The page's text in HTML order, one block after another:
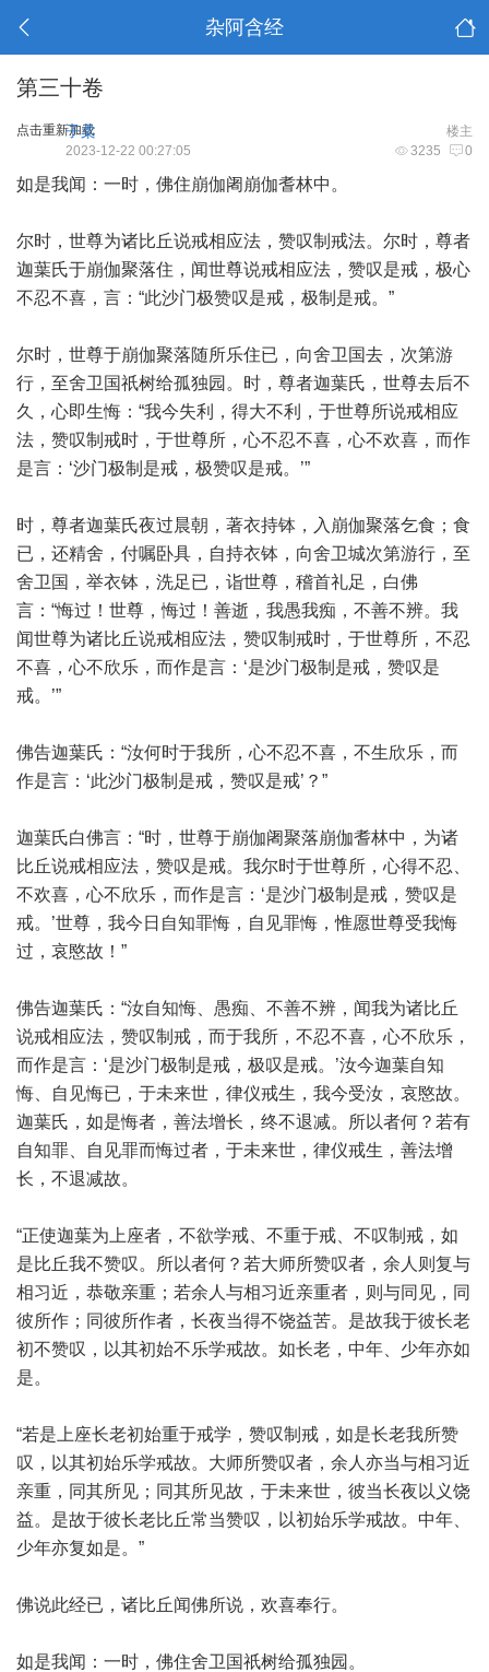
杂阿含经
第三十卷
点击重新加载 楼主
子柔
3235 0
2023-12-22 00:27:05
如是我闻：一时，佛住崩伽阇崩伽耆林中。
尔时，世尊为诸比丘说戒相应法，赞叹制戒法。尔时，尊者
迦葉氏于崩伽聚落住，闻世尊说戒相应法，赞叹是戒，极心
不忍不喜，言：“此沙门极赞叹是戒，极制是戒。”
尔时，世尊于崩伽聚落随所乐住已，向舍卫国去，次第游
行，至舍卫国祇树给孤独园。时，尊者迦葉氏，世尊去后不
久，心即生悔：“我今失利，得大不利，于世尊所说戒相应
法，赞叹制戒时，于世尊所，心不忍不喜，心不欢喜，而作
是言：‘沙门极制是戒，极赞叹是戒。’”
时，尊者迦葉氏夜过晨朝，著衣持钵，入崩伽聚落乞食；食
已，还精舍，付嘱卧具，自持衣钵，向舍卫城次第游行，至
舍卫国，举衣钵，洗足已，诣世尊，稽首礼足，白佛
言：“悔过！世尊，悔过！善逝，我愚我痴，不善不辨。我
闻世尊为诸比丘说戒相应法，赞叹制戒时，于世尊所，不忍
不喜，心不欣乐，而作是言：‘是沙门极制是戒，赞叹是
戒。’”
佛告迦葉氏：“汝何时于我所，心不忍不喜，不生欣乐，而
作是言：‘此沙门极制是戒，赞叹是戒’？”
迦葉氏白佛言：“时，世尊于崩伽阇聚落崩伽耆林中，为诸
比丘说戒相应法，赞叹是戒。我尔时于世尊所，心得不忍、
不欢喜，心不欣乐，而作是言：‘是沙门极制是戒，赞叹是
戒。’世尊，我今日自知罪悔，自见罪悔，惟愿世尊受我悔
过，哀愍故！”
佛告迦葉氏：“汝自知悔、愚痴、不善不辨，闻我为诸比丘
说戒相应法，赞叹制戒，而于我所，不忍不喜，心不欣乐，
而作是言：‘是沙门极制是戒，极叹是戒。’汝今迦葉自知
悔、自见悔已，于未来世，律仪戒生，我今受汝，哀愍故。
迦葉氏，如是悔者，善法增长，终不退减。所以者何？若有
自知罪、自见罪而悔过者，于未来世，律仪戒生，善法增
长，不退减故。
“正使迦葉为上座者，不欲学戒、不重于戒、不叹制戒，如
是比丘我不赞叹。所以者何？若大师所赞叹者，余人则复与
相习近，恭敬亲重；若余人与相习近亲重者，则与同见，同
彼所作；同彼所作者，长夜当得不饶益苦。是故我于彼长老
初不赞叹，以其初始不乐学戒故。如长老，中年、少年亦如
是。
“若是上座长老初始重于戒学，赞叹制戒，如是长老我所赞
叹，以其初始乐学戒故。大师所赞叹者，余人亦当与相习近
亲重，同其所见；同其所见故，于未来世，彼当长夜以义饶
益。是故于彼长老比丘常当赞叹，以初始乐学戒故。中年、
少年亦复如是。”
佛说此经已，诸比丘闻佛所说，欢喜奉行。
如是我闻：一时，佛住舍卫国祇树给孤独园。